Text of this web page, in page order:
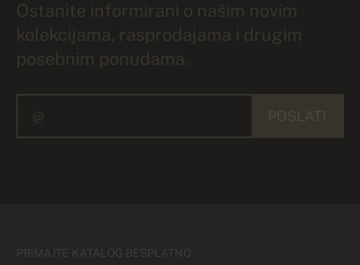
Ostanite informirani o našim novim
kolekcijama, rasprodajama i drugim
posebnim ponudama.
PRIMAJTE KATALOG BESPLATNO